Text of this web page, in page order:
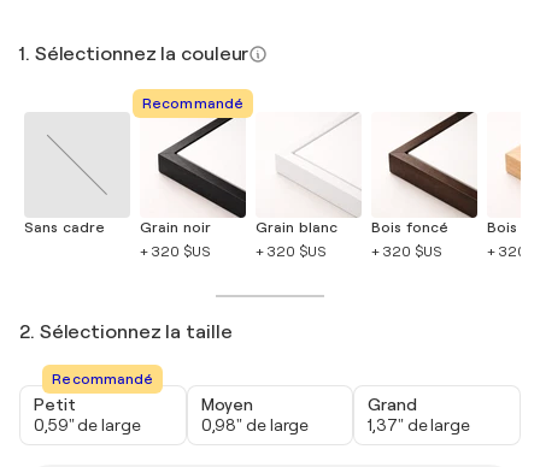
1. Sélectionnez la couleur
Sans cadre
Recommandé
Grain noir
+ 320 $US
Grain blanc
+ 320 $US
Bois foncé
+ 320 $US
Bois
+ 320
2. Sélectionnez la taille
Recommandé
Petit
0,59" de large
Moyen
0,98" de large
Grand
1,37" de large